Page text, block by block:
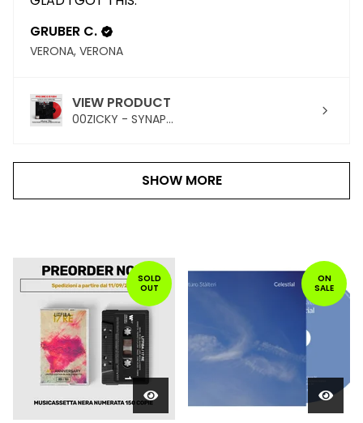
GRUBER C.
VERONA, VERONA
VIEW PRODUCT
00ZICKY - SYNAP...
SHOW MORE
PRODOTTI
IN
PRIMO
PIANO
SOLD
OUT
ON
SALE